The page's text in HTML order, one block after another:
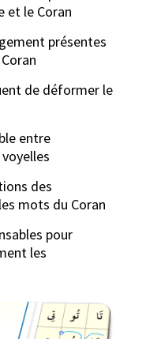
et le Coran
présentes
de déformer le
entre
des
mots du Coran
pour
les